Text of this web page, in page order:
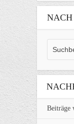
NACH
Beiträge